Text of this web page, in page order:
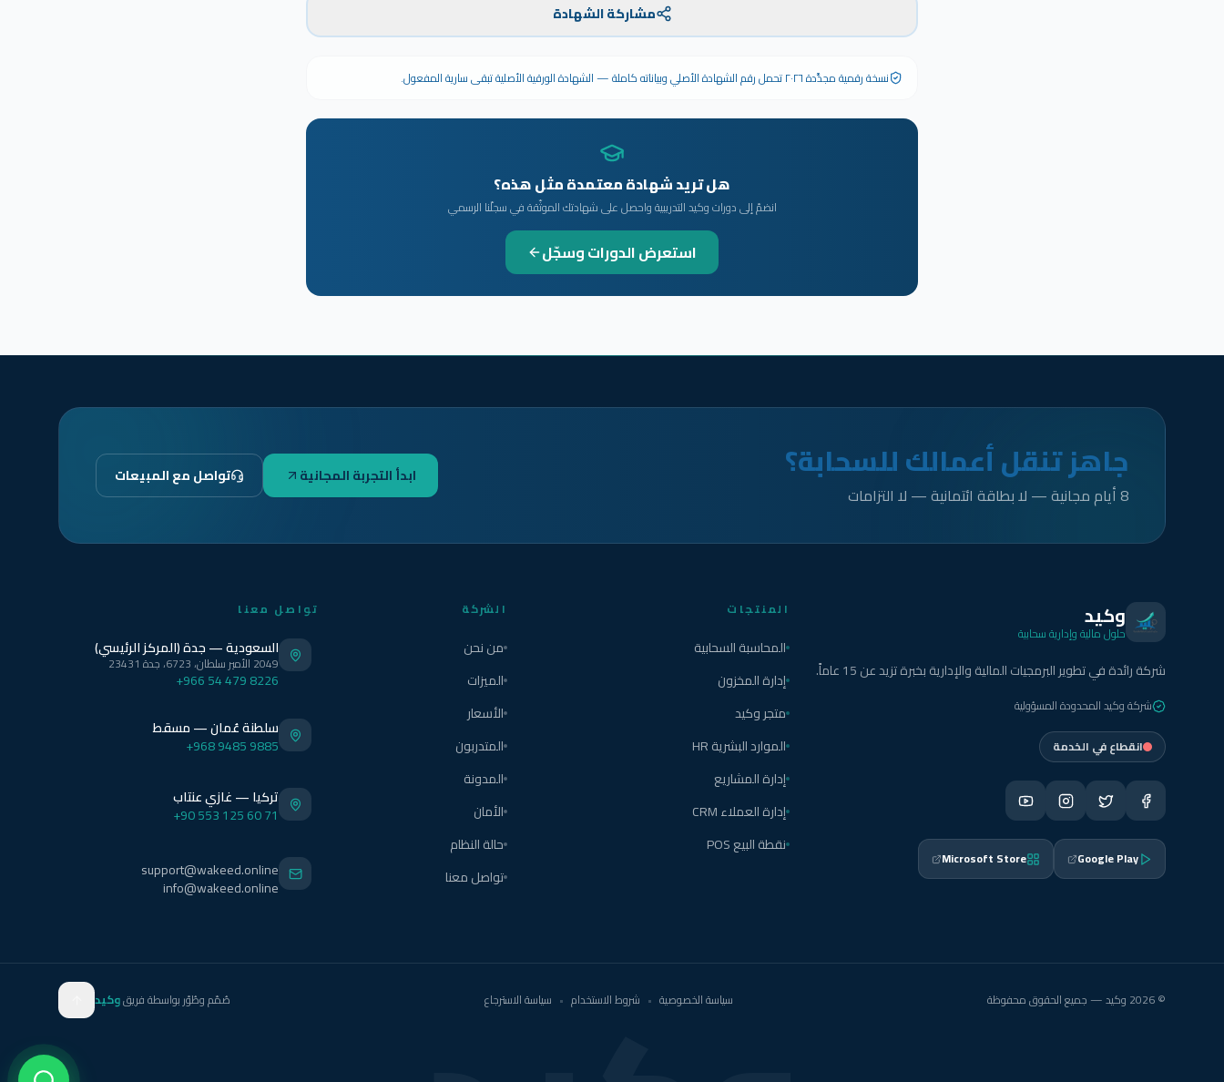
مشاركة الشهادة
نسخة رقمية مجدَّدة ٢٠٢٦ تحمل رقم الشهادة الأصلي وبياناته كاملة — الشهادة الورقية الأصلية تبقى سارية المفعول.
هل تريد شهادة معتمدة مثل هذه؟
انضمّ إلى دورات وكيد التدريبية واحصل على شهادتك الموثّقة في سجلّنا الرسمي
استعرض الدورات وسجّل
جاهز تنقل أعمالك للسحابة؟
8 أيام مجانية — لا بطاقة ائتمانية — لا التزامات
ابدأ التجربة المجانية تواصل مع المبيعات
وكيد
حلول مالية وإدارية سحابية
شركة رائدة في تطوير البرمجيات المالية والإدارية بخبرة تزيد عن 15 عاماً.
شركة وكيد المحدودة المسؤولية
انقطاع في الخدمة
Google Play
Microsoft Store
المنتجات
المحاسبة السحابية
إدارة المخزون
متجر وكيد
الموارد البشرية HR
إدارة المشاريع
إدارة العملاء CRM
نقطة البيع POS
الشركة
من نحن
الميزات
الأسعار
المتدربون
المدونة
الأمان
حالة النظام
تواصل معنا
تواصل معنا
السعودية — جدة (المركز الرئيسي)
2049 الأمير سلطان، 6723، جدة 23431
+966 54 479 8226
سلطنة عُمان — مسقط
+968 9485 9885
تركيا — غازي عنتاب
+90 553 125 60 71
support@wakeed.online
info@wakeed.online
© 2026 وكيد — جميع الحقوق محفوظة سياسة الخصوصية • شروط الاستخدام • سياسة الاسترجاع صُمّم وطُوّر بواسطة فريقوكيد